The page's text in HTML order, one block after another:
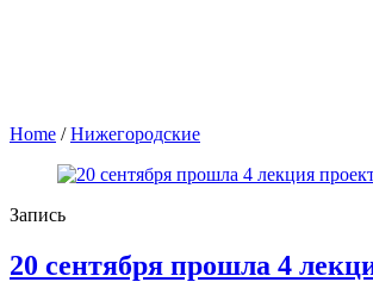
Home /Нижегородские
Запись
20 сентября прошла 4